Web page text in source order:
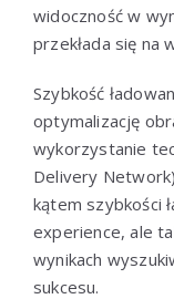
widoczność w
przekłada się na
Szybkość
optymalizację
wykorzystanie
Delivery
kątem szybkości
experience, ale
wynikach
sukcesu.